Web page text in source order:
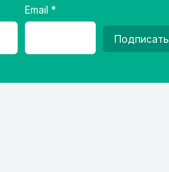
Email